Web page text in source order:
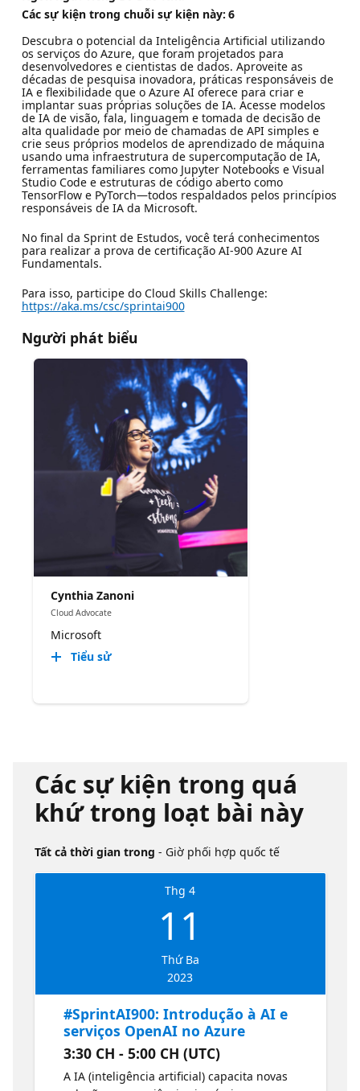
Các sự kiện trong chuỗi sự kiện này: 6
Descubra o potencial da Inteligência Artificial utilizando
os serviços do Azure, que foram projetados para
desenvolvedores e cientistas de dados. Aproveite as
décadas de pesquisa inovadora, práticas responsáveis de
IA e flexibilidade que o Azure AI oferece para criar e
implantar suas próprias soluções de IA. Acesse modelos
de IA de visão, fala, linguagem e tomada de decisão de
alta qualidade por meio de chamadas de API simples e
crie seus próprios modelos de aprendizado de máquina
usando uma infraestrutura de supercomputação de IA,
ferramentas familiares como Jupyter Notebooks e Visual
Studio Code e estruturas de código aberto como
TensorFlow e PyTorch—todos respaldados pelos princípios
responsáveis de IA da Microsoft.
No final da Sprint de Estudos, você terá conhecimentos
para realizar a prova de certificação AI-900 Azure AI
Fundamentals.
Para isso, participe do Cloud Skills Challenge:
https://aka.ms/csc/sprintai900
Người phát biểu
Cynthia Zanoni
Cloud Advocate
Microsoft
Tiểu sử
Các sự kiện trong quá
khứ trong loạt bài này
Tất cả thời gian trong - Giờ phối hợp quốc tế
Thg 4
11
Thứ Ba
2023
#SprintAI900: Introdução à AI e
serviços OpenAI no Azure
3:30 CH - 5:00 CH (UTC)
A IA (inteligência artificial) capacita novas